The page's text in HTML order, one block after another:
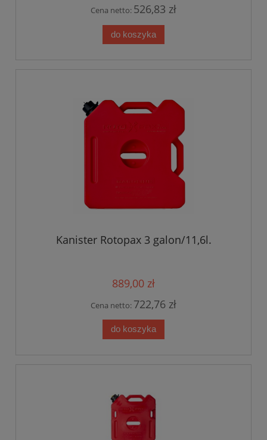
Cena netto: 526,83 zł
do koszyka
Kanister Rotopax 3 galon/11,6l.
889,00 zł
Cena netto: 722,76 zł
do koszyka